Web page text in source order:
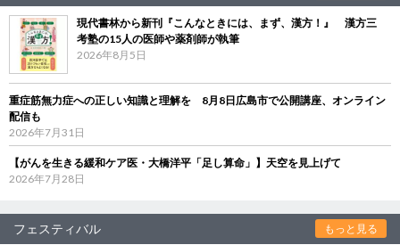
現代書林から新刊『こんなときには、まず、漢方！』 漢方三
考塾の15人の医師や薬剤師が執筆
2026年8月5日
重症筋無力症への正しい知識と理解を 8月8日広島市で公開講座、オンライン
配信も
2026年7月31日
【がんを生きる緩和ケア医・大橋洋平「足し算命」】天空を見上げて
2026年7月28日
フェスティバル もっと見る